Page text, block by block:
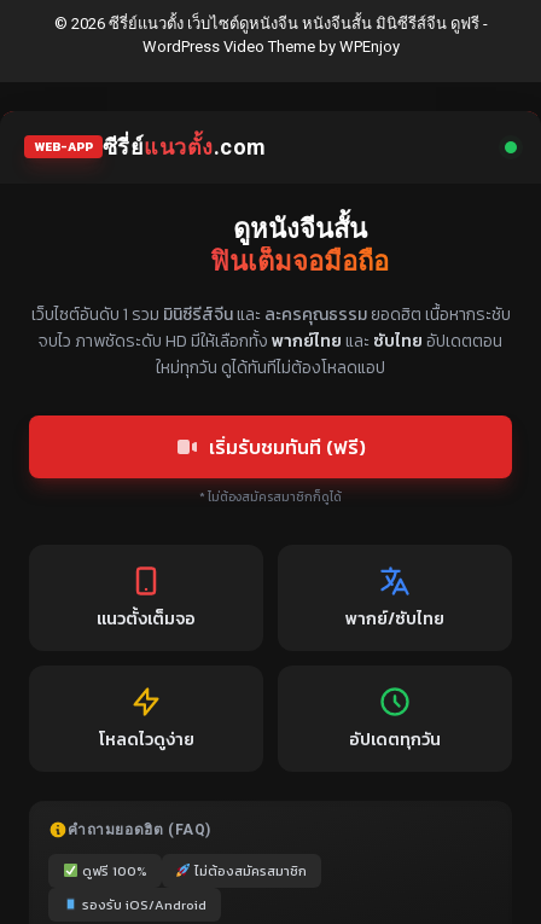
© 2026 ซีรี่ย์แนวตั้ง เว็บไซต์ดูหนังจีน หนังจีนสั้น มินิซีรีส์จีน ดูฟรี -
WordPress Video Themeby WPEnjoy
WEB-APP ซีรี่ย์แนวตั้ง.com
ดูหนังจีนสั้น
ฟินเต็มจอมือถือ
แหล่งรวมซีรี่ย์จีนแนวตั้ง พากย์ไทย ซับไทย
เว็บไซต์อันดับ 1 รวม มินิซีรีส์จีนและ ละครคุณธรรมยอดฮิต เนื้อหากระชับ
จบไว ภาพชัดระดับ HD มีให้เลือกทั้งพากย์ไทยและ ซับไทยอัปเดตตอน
ใหม่ทุกวัน ดูได้ทันทีไม่ต้องโหลดแอป
เริ่มรับชมทันที (ฟรี)
* ไม่ต้องสมัครสมาชิกก็ดูได้
แนวตั้งเต็มจอ พากย์/ซับไทย
โหลดไวดูง่าย อัปเดตทุกวัน
คำถามยอดฮิต (FAQ)
ดูฟรี 100%
ไม่ต้องสมัครสมาชิก
รองรับ iOS/Android